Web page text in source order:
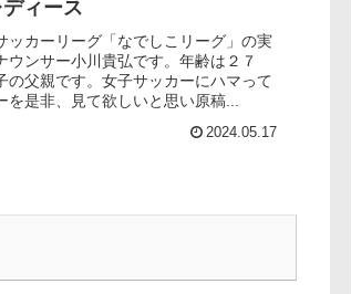
ィース
ッカーリーグ「なでしこリーグ」の実
ンサー小川貴弘です。年齢は２７
の父親です。女子サッカーにハマって
を是非、見て欲しいと思い原稿...
2024.05.17